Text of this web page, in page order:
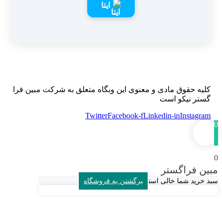
ایتا
کلیه حقوق مادی و معنوی این وبگاه متعلق به شرکت مبین فرا
گستر نیکو است
TwitterFacebook-fLinkedin-inInstagram
0
0
مبین فراگستر
سبد خرید شما خالی است برگشتن به فروشگاه